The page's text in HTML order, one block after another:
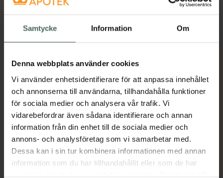
Samtycke Information Om
Denna webbplats använder cookies
Vi använder enhetsidentifierare för att anpassa innehållet
och annonserna till användarna, tillhandahålla funktioner
för sociala medier och analysera vår trafik. Vi
vidarebefordrar även sådana identifierare och annan
information från din enhet till de sociala medier och
annons- och analysföretag som vi samarbetar med.
Dessa kan i sin tur kombinera informationen med annan
information som du har tillhandahållit eller som de har
samlat in när du har använt deras tjänster. Samtycke till
Köp båda för
Köp båda
Beskrivning
EKULF pH Supreme 0,7mm är avsedd för de
som behöver lite större grepp på
mellanrumstandborstar. Samtliga borstar är
cylindriskt utformade och har hög kvalité på
borst- och rengöringsförmåga. Varje
mellanrumstandborste är utrustad med en
plasthylsa för att skydda borsten.